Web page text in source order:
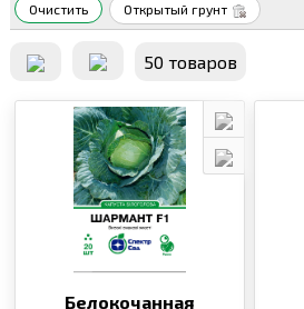
Очистить Открытый грунт
50 товаров
Белокочанная